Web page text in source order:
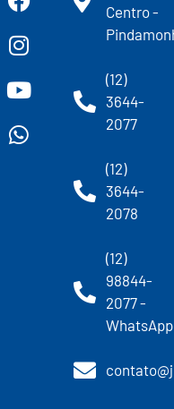
Centro -
(12)
3644-
2077
(12)
3644-
2078
(12)
98844-
2077 -
WhatsApp